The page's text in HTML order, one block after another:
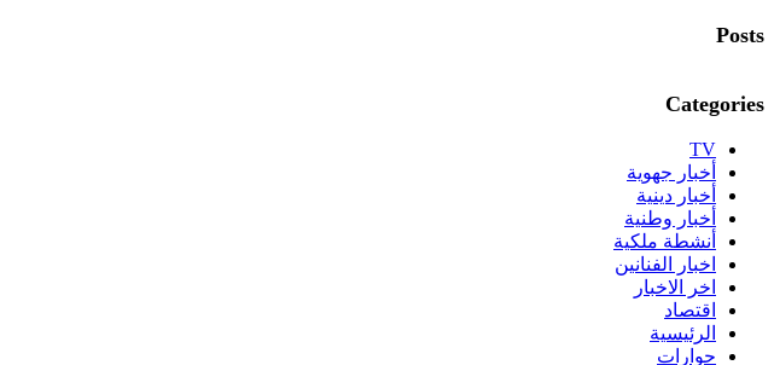
Posts
Categories
TV
أخبار جهوية
أخبار دينية
أخبار وطنية
أنشطة ملكية
اخبار الفنانين
اخر الاخبار
اقتصاد
الرئيسية
حوارات